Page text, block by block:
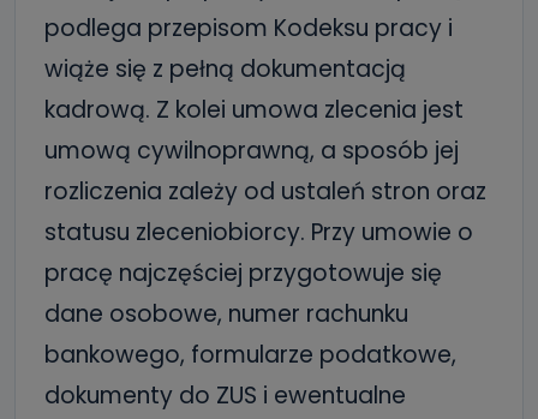
podlega przepisom Kodeksu pracy i
wiąże się z pełną dokumentacją
kadrową. Z kolei umowa zlecenia jest
umową cywilnoprawną, a sposób jej
rozliczenia zależy od ustaleń stron oraz
statusu zleceniobiorcy. Przy umowie o
pracę najczęściej przygotowuje się
dane osobowe, numer rachunku
bankowego, formularze podatkowe,
dokumenty do ZUS i ewentualne